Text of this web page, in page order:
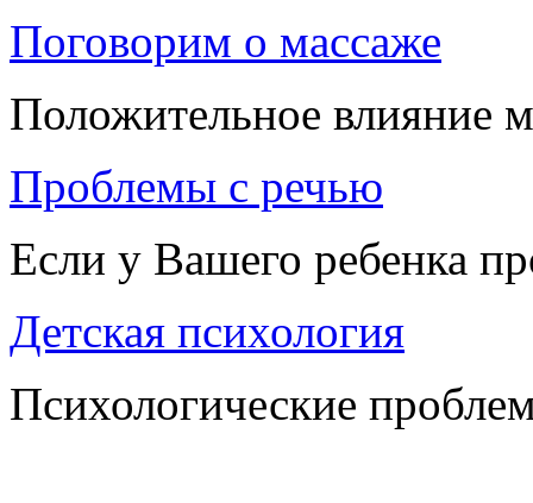
Поговорим о массаже
Положительное влияние
Проблемы с речью
Если у Вашего ребенка
Детская психология
Психологические